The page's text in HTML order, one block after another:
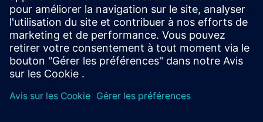
technologie avancée des jets d'eau pour une production
optimisée. Avec une interface personnalisable, le logiciel
EasyJET est facile à utiliser — même pour les débutants.
En savoir plus